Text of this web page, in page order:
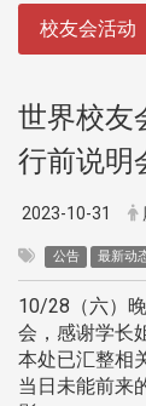
校友会活动
世界校友
行前说明
2023-10-31
公告 最新动
10/28（六）
会，感谢学长
本处已汇整相
当日未能前来